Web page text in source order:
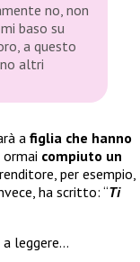
no, non
baso su
a questo
altri
a figlia che hanno
ormai compiuto un
per esempio,
ha scritto: “Ti
a leggere…